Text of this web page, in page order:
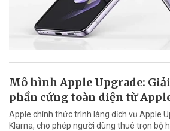
Mô hình Apple Upgrade:
phần cứng toàn diện từ
Apple chính thức trình làng dịch vụ Apple
Klarna, cho phép người dùng thuê trọn bộ